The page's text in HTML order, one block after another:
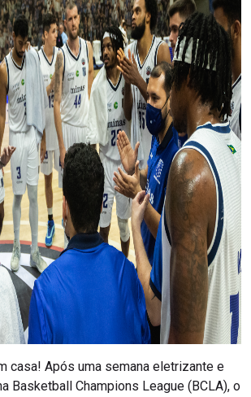
casa! Após uma semana eletrizante e
Basketball Champions League (BCLA), o